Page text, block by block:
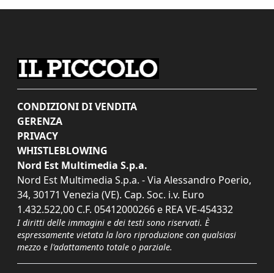
CONDIZIONI DI VENDITA
GERENZA
PRIVACY
WHISTLEBLOWING
Nord Est Multimedia S.p.a.
Nord Est Multimedia S.p.a. - Via Alessandro Poerio,
34, 30171 Venezia (VE). Cap. Soc. i.v. Euro
1.432.522,00 C.F. 05412000266 e REA VE-454332
I diritti delle immagini e dei testi sono riservati. È
espressamente vietata la loro riproduzione con qualsiasi
mezzo e l'adattamento totale o parziale.